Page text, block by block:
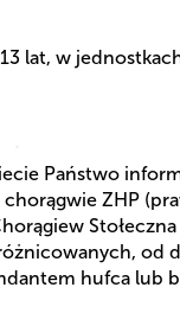
lat, w
Państwo
ZHP
hufca lub